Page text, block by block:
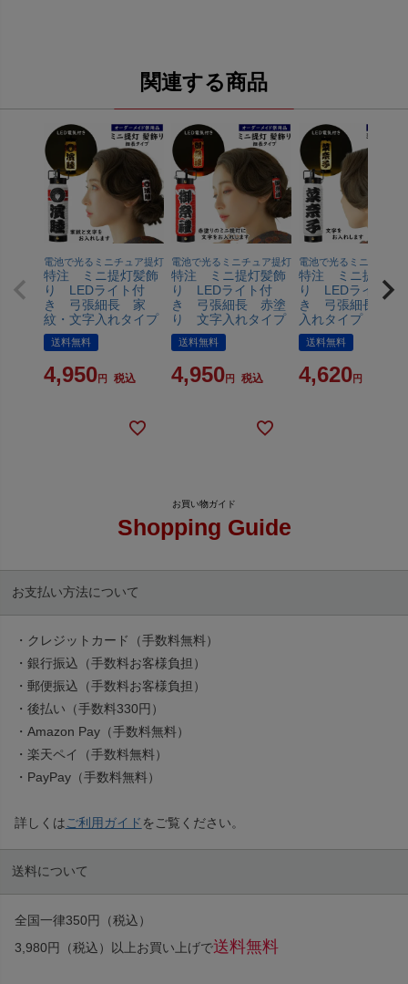
関連する商品
電池で光るミニチュア提灯
特注 ミニ提灯髪飾
り LEDライト付
き 弓張細長 家
紋・文字入れタイプ
送料無料
4,950 税込
電池で光るミニチュア提灯
特注 ミニ提灯髪飾
り LEDライト付
き 弓張細長 赤塗
り 文字入れタイプ
送料無料
4,950 税込
電池で光るミニチュア
特注 ミニ提灯髪
り LEDライト付
き 弓張細長 文
入れタイプ
送料無料
4,620
Shopping Guide
お支払い方法について
・クレジットカード（手数料無料）
・銀行振込（手数料お客様負担）
・郵便振込（手数料お客様負担）
・後払い（手数料330円）
・Amazon Pay（手数料無料）
・楽天ペイ（手数料無料）
・PayPay（手数料無料）
詳しくはご利用ガイド をご覧ください。
送料について
全国一律350円（税込）
3,980円（税込）以上お買い上げで送料無料